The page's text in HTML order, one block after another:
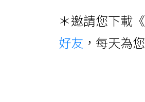
＊邀請您下載
好友 ，每天為